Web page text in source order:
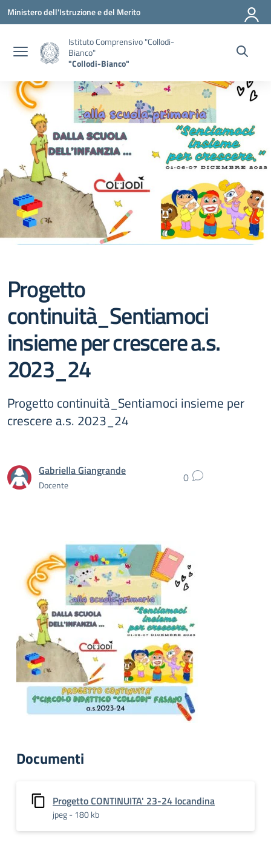
Vai ai contenuti
Vai al menu di navigazione
Vai al footer
Ministero dell'Istruzione e del Merito
Istituto Comprensivo "Collodi-
Bianco"
"Collodi-Bianco"
Progetto
continuità_Sentiamoci
insieme per crescere a.s.
2023_24
Progetto continuità_Sentiamoci insieme per
crescere a.s. 2023_24
Gabriella Giangrande
Docente 0
Documenti
Progetto CONTINUITA' 23-24 locandina
jpeg - 180 kb